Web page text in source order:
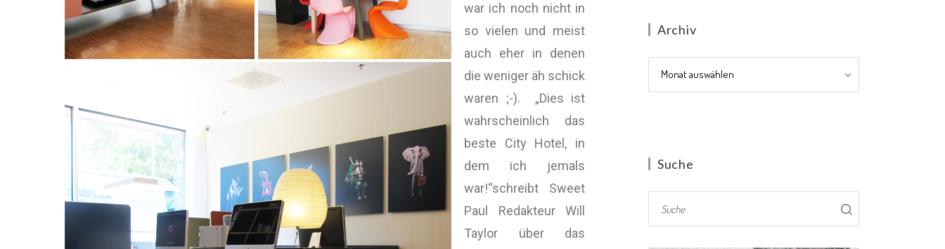
war ich noch nicht in
so vielen und meist
auch eher in denen
die weniger äh schick
waren ;-). „Dies ist
wahrscheinlich das
beste City Hotel, in
dem ich jemals
war!“schreibt Sweet
Paul Redakteur Will
Taylor über das
Archiv
Archiv
Suche